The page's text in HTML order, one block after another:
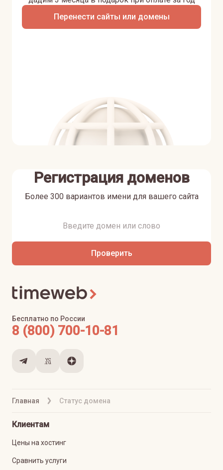
Перенести сайты или домены
Регистрация доменов
Более 300 вариантов имени для вашего сайта
Проверить
Главная Статус домена
Бесплатно по России
8 (800) 700-10-81
Клиентам
Цены на хостинг
Сравнить услуги